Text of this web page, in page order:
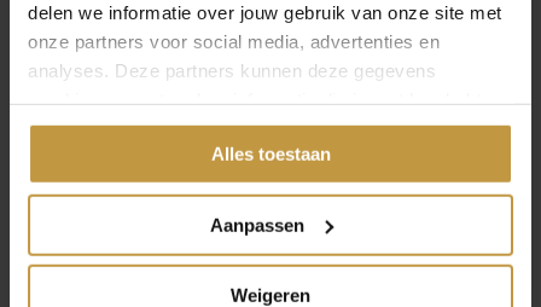
delen we informatie over jouw gebruik van onze site met
onze partners voor social media, advertenties en
analyses. Deze partners kunnen deze gegevens
gedeeld of die ze hebben verzameld via jouw gebruik van
Alles toestaan
Aanpassen
Weigeren
OPEN FILTER
BOCCIA 3262-04 HORLOGE
DAMES TITANIUM
GOUDKLEURIG
Direct leverbaar, 1 werkdag
€179,00
BOCCIA 3158-05 HORLOGE
DAMES GOUDKLEURIG
TITANIUM
BOCCIA 3363-04 SOLAR